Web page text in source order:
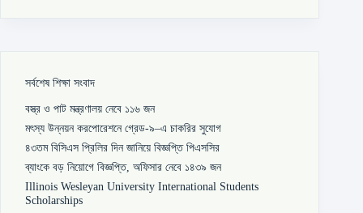
সর্বশেষ শিক্ষা সংবাদ
বস্ত্র ও পাট মন্ত্রণালয় নেবে ১১৬ জন
মৎস্য উন্নয়ন করপোরেশনে গ্রেড-৯–এ চাকরির সুযোগ
৪৩তম বিসিএস প্রিলির দিন জানিয়ে বিজ্ঞপ্তি পিএসসির
ব্যাংকে বড় নিয়োগে বিজ্ঞপ্তি, অফিসার নেবে ১৪৩৯ জন
Illinois Wesleyan University International Students
Scholarships